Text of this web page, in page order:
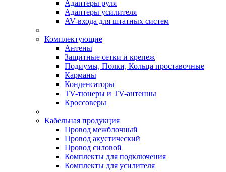
Адаптеры руля
Адаптеры усилителя
AV-входа для штатных систем
Комплектующие
Антены
Защитные сетки и крепеж
Подиумы, Полки, Кольца проставочные
Карманы
Конденсаторы
TV-тюнеры и TV-антенны
Кроссоверы
Кабельная продукция
Провод межблочный
Провод акустический
Провод силовой
Комплекты для подключения
Комплекты для усилителя